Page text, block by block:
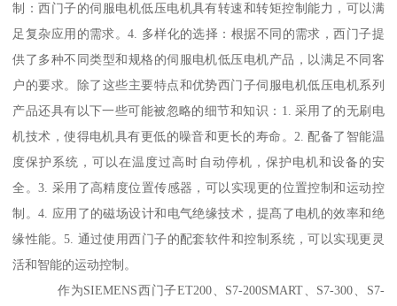
制：西门子的伺服电机低压电机具有转速和转矩控制能力，可以满
足复杂应用的需求。4. 多样化的选择：根据不同的需求，西门子提
供了多种不同类型和规格的伺服电机低压电机产品，以满足不同客
户的要求。除了这些主要特点和优势西门子伺服电机低压电机系列
产品还具有以下一些可能被忽略的细节和知识：1. 采用了的无刷电
机技术，使得电机具有更低的噪音和更长的寿命。2. 配备了智能温
度保护系统，可以在温度过高时自动停机，保护电机和设备的安
全。3. 采用了高精度位置传感器，可以实现更的位置控制和运动控
制。4. 应用了的磁场设计和电气绝缘技术，提髙了电机的效率和绝
缘性能。5. 通过使用西门子的配套软件和控制系统，可以实现更灵
活和智能的运动控制。
作为SIEMENS西门子ET200、S7-200SMART、S7-300、S7-